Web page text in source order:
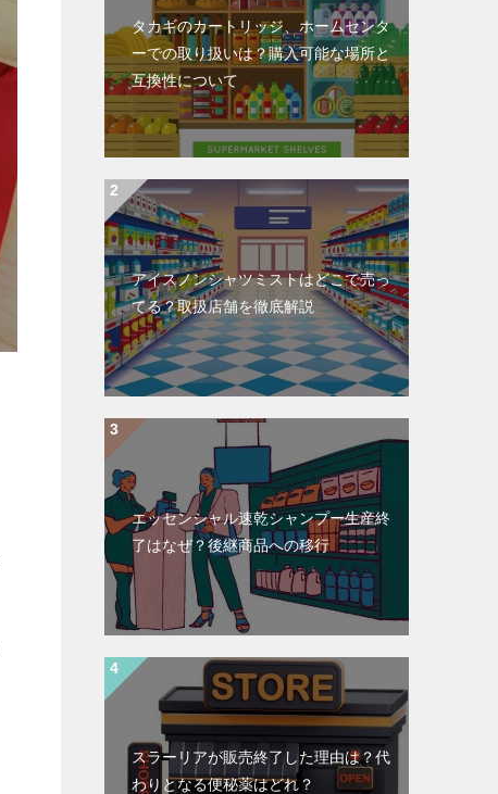
タカギのカートリッジ、ホームセンタ
ーでの取り扱いは？購入可能な場所と
互換性について
アイスノンシャツミストはどこで売っ
てる？取扱店舗を徹底解説
エッセンシャル速乾シャンプー生産終
了はなぜ？後継商品への移行
スラーリアが販売終了した理由は？代
わりとなる便秘薬はどれ？